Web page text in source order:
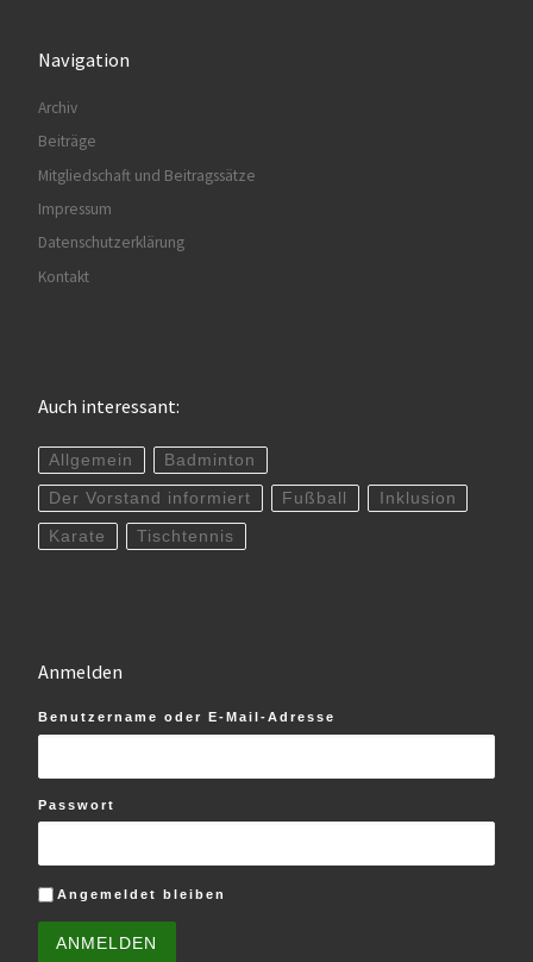
Navigation
Archiv
Beiträge
Mitgliedschaft und Beitragssätze
Impressum
Datenschutzerklärung
Kontakt
Auch interessant:
Allgemein Badminton
Der Vorstand informiert Fußball Inklusion
Karate Tischtennis
Anmelden
Benutzername oder E-Mail-Adresse
Passwort
Angemeldet bleiben
ANMELDEN